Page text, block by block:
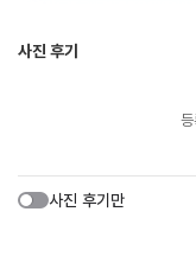
사진 후기
사진 후기만